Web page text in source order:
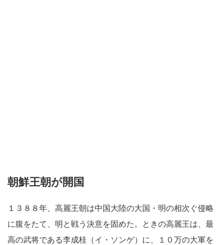
朝鮮王朝が開国
１３８８年、高麗王朝は中国大陸の大国・明の相次ぐ侵略
に腹をたて、明と戦う決意を固めた。ときの高麗王は、最
高の武将である李成桂（イ・ソンゲ）に、１０万の大軍を